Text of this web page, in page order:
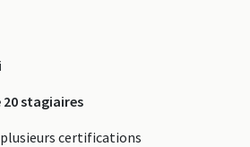
stagiaires
plusieurs certifications